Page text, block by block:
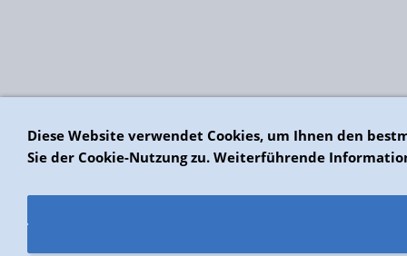
Diese Website verwendet Cookies, um Ihnen den
Sie der Cookie-Nutzung zu. Weiterführende